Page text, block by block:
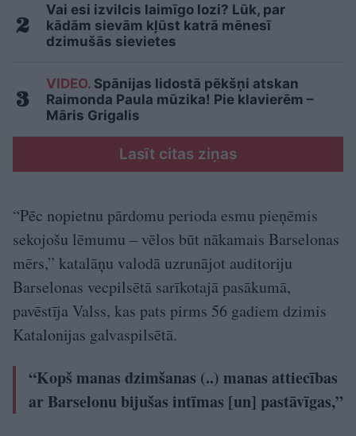
Vai esi izvilcis laimīgo lozi? Lūk, par
kādām sievām kļūst katrā mēnesī
dzimušās sievietes
VIDEO. Spānijas lidostā pēkšņi atskan
Raimonda Paula mūzika! Pie klavierēm –
Māris Grigalis
Lasīt citas ziņas
“Pēc nopietnu pārdomu perioda esmu pieņēmis
sekojošu lēmumu – vēlos būt nākamais Barselonas
mērs,” katalāņu valodā uzrunājot auditoriju
Barselonas vecpilsētā sarīkotajā pasākumā,
pavēstīja Valss, kas pats pirms 56 gadiem dzimis
Katalonijas galvaspilsētā.
“Kopš manas dzimšanas (..) manas attiecības
ar Barselonu bijušas intīmas [un] pastāvīgas,”